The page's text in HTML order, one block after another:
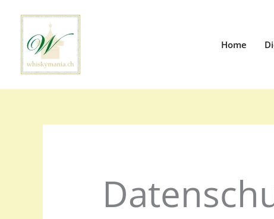
Inhalt
springen
Home